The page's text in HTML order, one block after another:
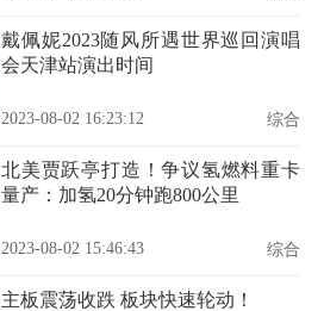
戴佩妮2023随风所遇世界巡回演唱
会天津站演出时间
2023-08-02 16:23:12 综合
北美贾跃亭打造！争议氢燃料重卡
量产：加氢20分钟跑800公里
2023-08-02 15:46:43 综合
主板震荡收跌 板块快速轮动！